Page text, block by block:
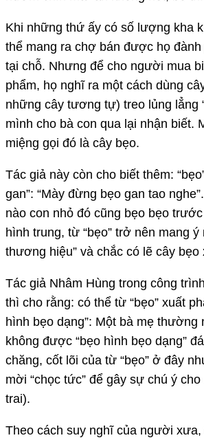
Khi những thứ ấy có số lượng kha
thể mang ra chợ bán được họ
tại chỗ. Nhưng để cho người mua
phẩm, họ nghĩ ra một cách dùng
những cây tương tự) treo lủng lẳng
mình cho bà con qua lại nhận biết.
miệng gọi đó là cây bẹo.
Tác giả này còn cho biết thêm:
gan”: “Mày đừng bẹo gan tao
nào con nhỏ đó cũng bẹo bẹo
hình trung, từ “bẹo” trở nên mang ý
thương hiệu” và chắc có lẽ cây bẹo
Tác giả Nhâm Hùng trong công
thì cho rằng: có thể từ “bẹo” xuất
hình bẹo dạng”: Một bà mẹ thường
không được “bẹo hình bẹo dạng”
chăng, cốt lõi của từ “bẹo” ở đây
mời “chọc tức” để gây sự chú ý
trai).
Theo cách suy nghĩ của người